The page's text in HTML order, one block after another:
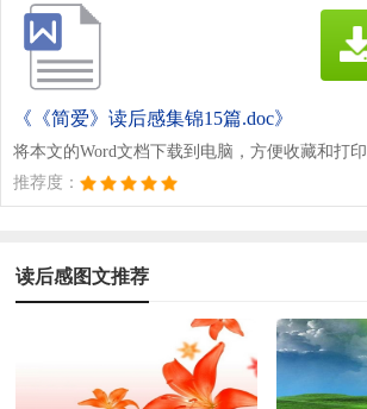
《《简爱》读后感集锦15篇.doc》
将本文的Word文档下载到电脑，方便收藏和打印
推荐度：
读后感图文推荐